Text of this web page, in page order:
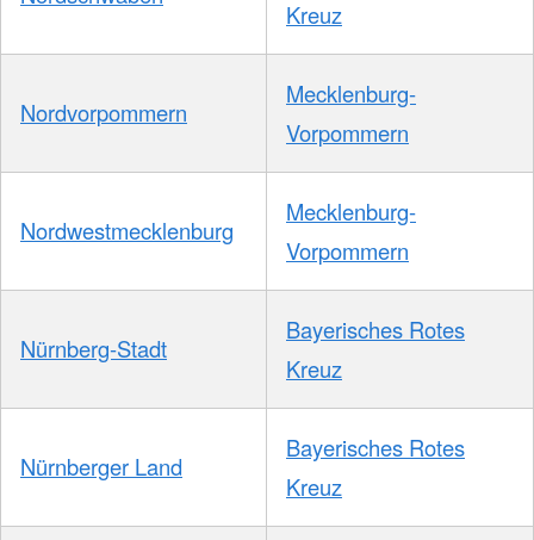
Kreuz
Nordvorpommern
Mecklenburg-
Vorpommern
Nordwestmecklenburg
Mecklenburg-
Vorpommern
Nürnberg-Stadt
Bayerisches Rotes
Kreuz
Nürnberger Land
Bayerisches Rotes
Kreuz